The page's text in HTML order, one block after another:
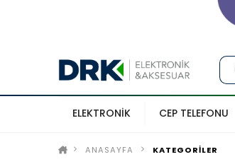
ELEKTRONİK CEP TELEFONU
ANASAYFA KATEGORİLER